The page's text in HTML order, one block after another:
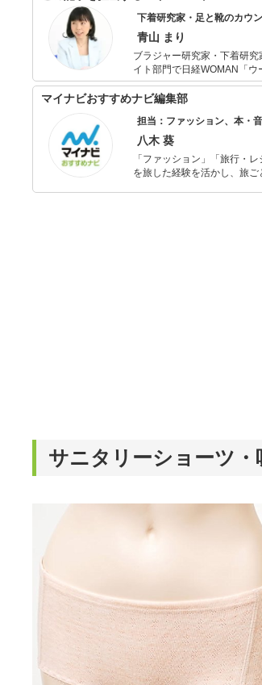
下着研究家・足と靴のカウ
青山 まり
ブラジャー研究家・下着研究家・作家。 新しいジャンルを切り拓いた女性
イト部門で日経WOMAN「ウーマン・オ
新聞・雑誌・講演・テレビ
ト』（東邦出版）ほか多数。 また、2014年に足の怪我をしたことがきっかけで足と靴の研究を始め
術を身につける。 その後、
も活動中。
マイナビおすすめナビ編集部
担当：ファッション、本・
八木 葵
「ファッション」「旅行・
を旅した経験を活かし、旅
サニタリーショーツ・